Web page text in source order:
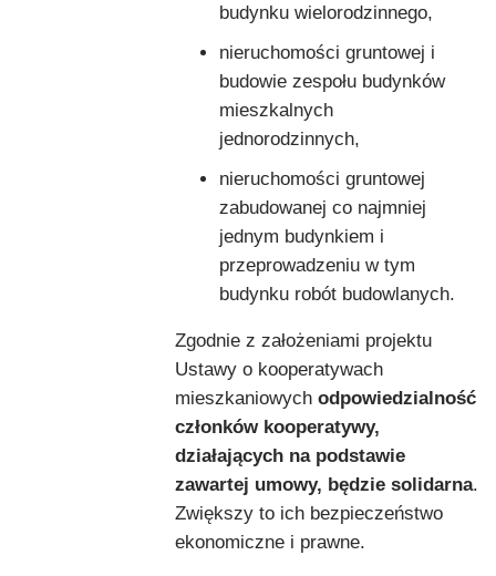
budynku wielorodzinnego,
nieruchomości gruntowej i
budowie zespołu budynków
mieszkalnych
jednorodzinnych,
nieruchomości gruntowej
zabudowanej co najmniej
jednym budynkiem i
przeprowadzeniu w tym
budynku robót budowlanych.
Zgodnie z założeniami projektu
Ustawy o kooperatywach
mieszkaniowych odpowiedzialność
członków kooperatywy,
działających na podstawie
zawartej umowy, będzie solidarna.
Zwiększy to ich bezpieczeństwo
ekonomiczne i prawne.